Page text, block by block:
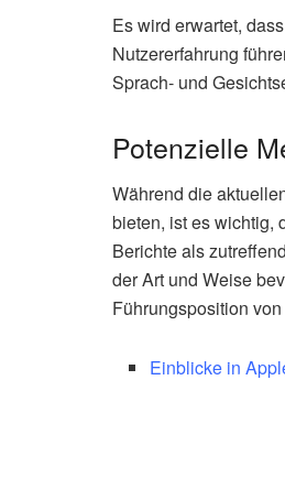
Es wird erwartet,
Nutzererfahrung
Sprach- und
Potenzielle
Während die
bieten, ist es wichtig,
Berichte als
der Art und Weise
Führungsposition
Einblicke in